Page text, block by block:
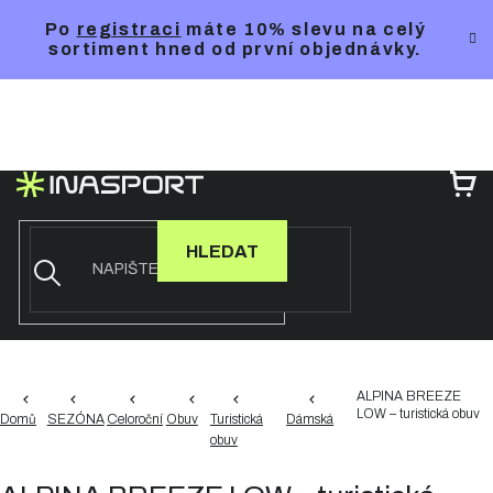
Po registraci máte 10% slevu na celý
sortiment hned od první objednávky.
HLEDAT
Domů SEZÓNA Celoroční Obuv
Turistická
obuv
Dámská
ALPINA BREEZE
LOW – turistická obuv